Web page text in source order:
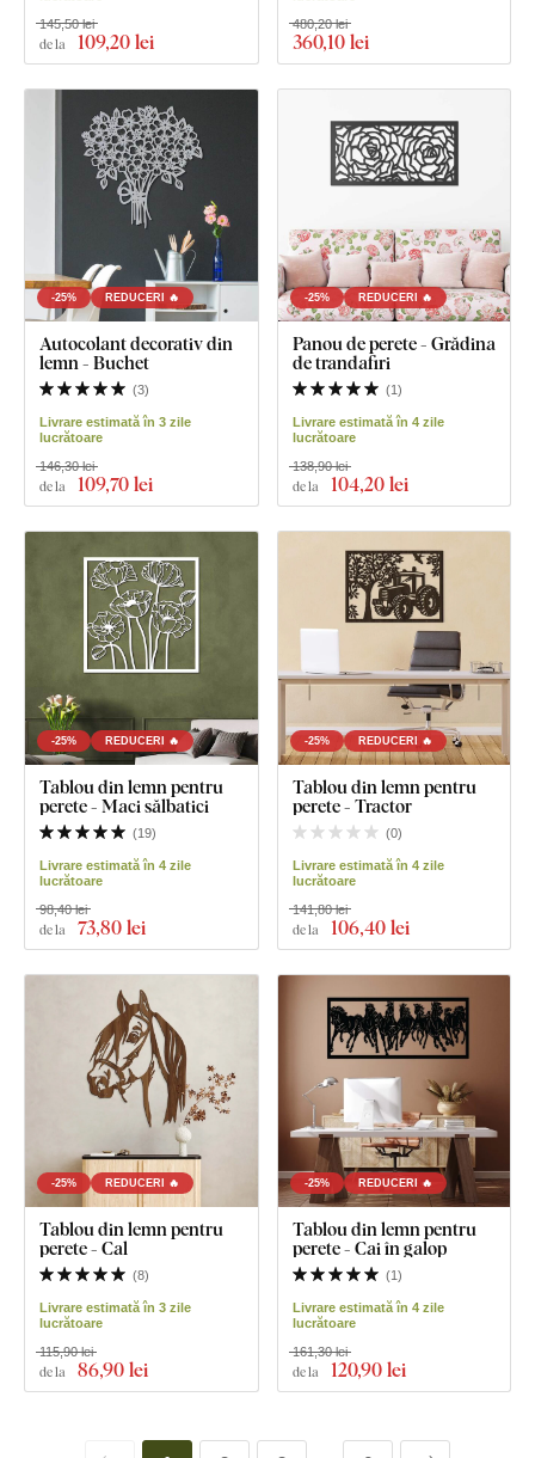
de la 109,20 lei
145,50 lei
360,10 lei
480,20 lei
-25% REDUCERI 🔥
Autocolant decorativ din
lemn - Buchet
(3)
Livrare estimată în 3 zile
lucrătoare
de la 109,70 lei
146,30 lei
-25% REDUCERI 🔥
Panou de perete - Grădina
de trandafiri
(1)
Livrare estimată în 4 zile
lucrătoare
de la 104,20 lei
138,90 lei
-25% REDUCERI 🔥
Tablou din lemn pentru
perete - Maci sălbatici
(19)
Livrare estimată în 4 zile
lucrătoare
de la 73,80 lei
98,40 lei
-25% REDUCERI 🔥
Tablou din lemn pentru
perete - Tractor
(0)
Livrare estimată în 4 zile
lucrătoare
de la 106,40 lei
141,80 lei
-25% REDUCERI 🔥
Tablou din lemn pentru
perete - Cal
(8)
Livrare estimată în 3 zile
lucrătoare
de la 86,90 lei
115,90 lei
-25% REDUCERI 🔥
Tablou din lemn pentru
perete - Cai în galop
(1)
Livrare estimată în 4 zile
lucrătoare
de la 120,90 lei
161,30 lei